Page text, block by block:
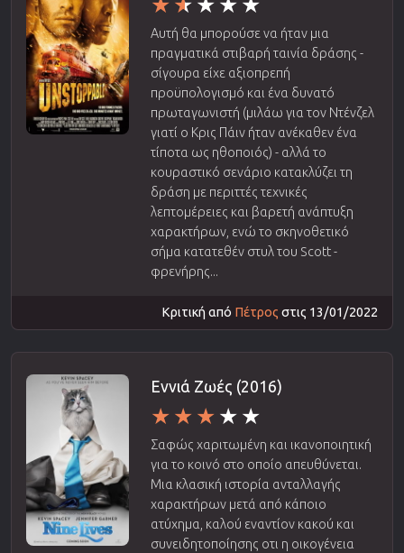
Αυτή θα μπορούσε να ήταν μια
πραγματικά στιβαρή ταινία δράσης -
σίγουρα είχε αξιοπρεπή
προϋπολογισμό και ένα δυνατό
πρωταγωνιστή (μιλάω για τον Ντένζελ
γιατί ο Κρις Πάιν ήταν ανέκαθεν ένα
τίποτα ως ηθοποιός) - αλλά το
κουραστικό σενάριο κατακλύζει τη
δράση με περιττές τεχνικές
λεπτομέρειες και βαρετή ανάπτυξη
χαρακτήρων, ενώ το σκηνοθετικό
σήμα κατατεθέν στυλ του Scott -
φρενήρης...
Κριτική από Πέτρος στις 13/01/2022
Εννιά Ζωές (2016)
Σαφώς χαριτωμένη και ικανοποιητική
για το κοινό στο οποίο απευθύνεται.
Μια κλασική ιστορία ανταλλαγής
χαρακτήρων μετά από κάποιο
ατύχημα, καλού εναντίον κακού και
συνειδητοποίησης οτι η οικογένεια